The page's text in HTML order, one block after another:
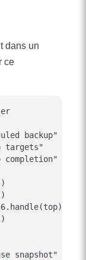
dans un
ce
backup"
targets"
snapshot"